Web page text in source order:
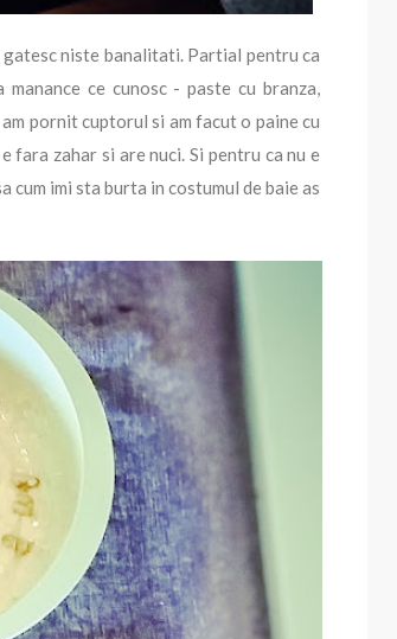
niste banalitati. Partial pentru ca
ce cunosc - paste cu branza,
pornit cuptorul si am facut o paine cu
fara zahar si are nuci. Si pentru ca nu e
cum imi sta burta in costumul de baie as